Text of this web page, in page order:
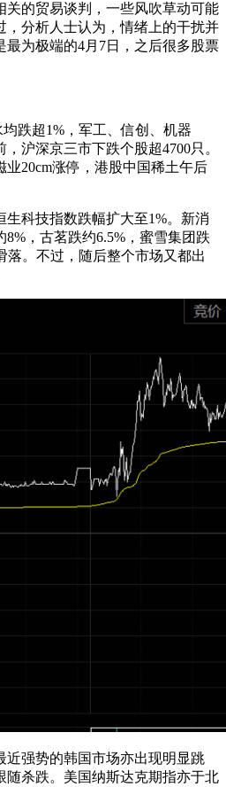
关的贸易谈判，一些风吹草动可能
，分析人士认为，情绪上的干扰并
最为极端的4月7日，之后很多股票
跌超1%，军工、信创、机器
沪深京三市下跌个股超4700只。
20cm涨停，港股中国稀土午后
科技指数跌幅扩大至1%。新消
，古茗跌约6.5%，蜜雪集团跌
落。不过，随后整个市场又都出
近强势的韩国市场亦出现明显跳
随杀跌。美国纳斯达克期指亦于北